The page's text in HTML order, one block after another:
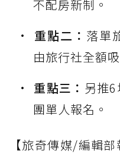
不配房新制。
重點二： 落單
由旅行社全額
重點三： 另推
團單人報名。
【旅奇傳媒/編輯